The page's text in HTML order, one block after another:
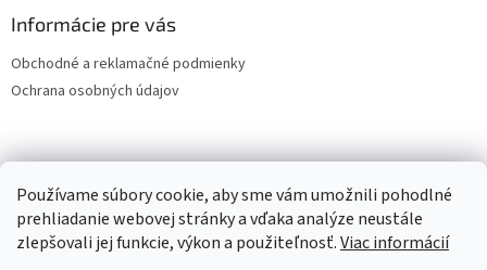
Používame súbory cookie, aby sme vám umožnili pohodlné
prehliadanie webovej stránky a vďaka analýze neustále
zlepšovali jej funkcie, výkon a použiteľnosť.Viac informácií
Informácie pre vás
Obchodné a reklamačné podmienky
Ochrana osobných údajov